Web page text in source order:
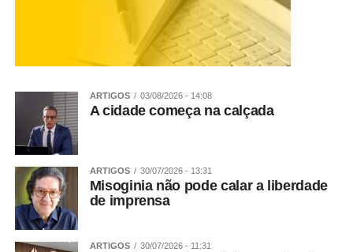
ARTIGOS 03/08/2026 - 14:08
A cidade começa na calçada
ARTIGOS 30/07/2026 - 13:31
Misoginia não pode calar a liberdade
de imprensa
ARTIGOS 30/07/2026 - 11:31